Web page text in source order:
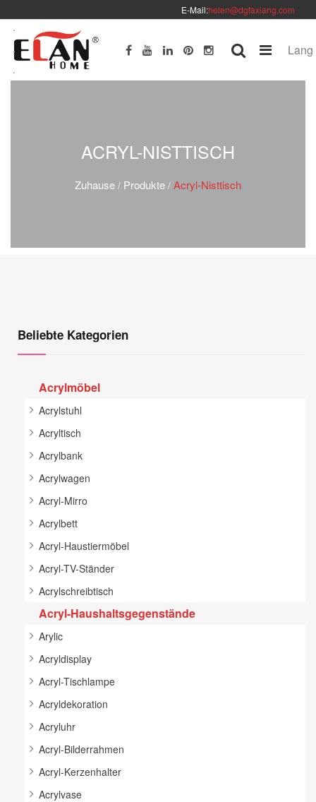
E-Mail:helen@dgfaxiang.com
Lang
ACRYL-NISTTISCH
Zuhause / Produkte / Acryl-Nisttisch
Beliebte Kategorien
Acrylmöbel
Acrylstuhl
Acryltisch
Acrylbank
Acrylwagen
Acryl-Mirro
Acrylbett
Acryl-Haustiermöbel
Acryl-TV-Ständer
Acrylschreibtisch
Acryl-Haushaltsgegenstände
Arylic
Acryldisplay
Acryl-Tischlampe
Acryldekoration
Acryluhr
Acryl-Bilderrahmen
Acryl-Kerzenhalter
Acrylvase